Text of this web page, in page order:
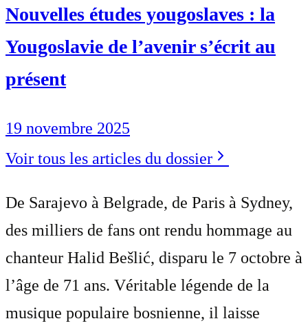
Nouvelles études yougoslaves : la
Yougoslavie de l’avenir s’écrit au
présent
19 novembre 2025
Voir tous les articles du dossier
De Sarajevo à Belgrade, de Paris à Sydney,
des milliers de fans ont rendu hommage au
chanteur Halid Bešlić, disparu le 7 octobre à
l’âge de 71 ans. Véritable légende de la
musique populaire bosnienne, il laisse